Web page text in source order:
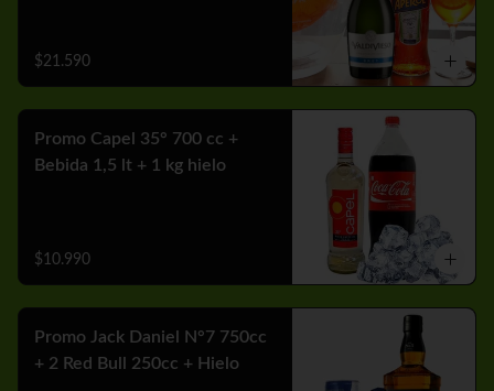
$21.590
Promo Capel 35° 700 cc +
Bebida 1,5 lt + 1 kg hielo
$10.990
Promo Jack Daniel N°7 750cc
+ 2 Red Bull 250cc + Hielo